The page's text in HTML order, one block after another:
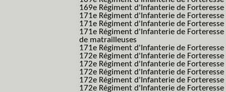
169e Régiment d'Infanterie de
171e Régiment d'Infanterie de Forteresse
171e Régiment d'Infanterie de
171e Régiment d'Infanterie de
de matrailleuses
171e Régiment d'Infanterie de
172e Régiment d'Infanterie de Forteresse
172e Régiment d'Infanterie de Forteresse
172e Régiment d'Infanterie de
172e Régiment d'Infanterie de
172e Régiment d'Infanterie de